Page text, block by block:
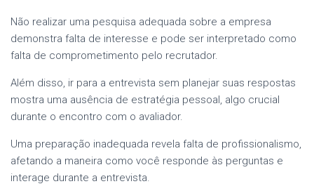
Não realizar uma pesquisa adequada sobre a empresa
demonstra falta de interesse e pode ser interpretado como
falta de comprometimento pelo recrutador.
Além disso, ir para a entrevista sem planejar suas respostas
mostra uma ausência de estratégia pessoal, algo crucial
durante o encontro com o avaliador.
Uma preparação inadequada revela falta de profissionalismo,
afetando a maneira como você responde às perguntas e
interage durante a entrevista.